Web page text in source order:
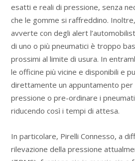
esatti e reali di pressione, senza
che le gomme si raffreddino.
avverte con degli alert
di uno o più pneumatici è troppo
prossimi al limite di usura. In
le officine più vicine e disponibili e
direttamente un appuntamento per
pressione o pre-ordinare i
riducendo così i tempi di attesa.
In particolare, Pirelli Connesso, a
rilevazione della pressione